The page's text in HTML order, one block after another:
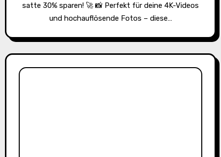
satte 30% sparen! 🚀 📸 Perfekt für deine 4K-Videos
und hochauflösende Fotos – diese…